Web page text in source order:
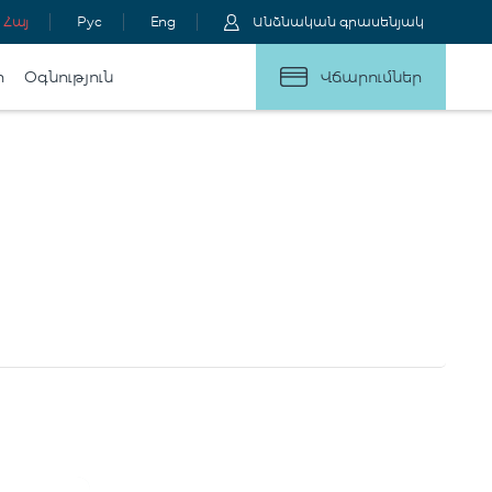
Հայ Рус Eng Անձնական գրասենյակ
Օգնություն Վճարումներ